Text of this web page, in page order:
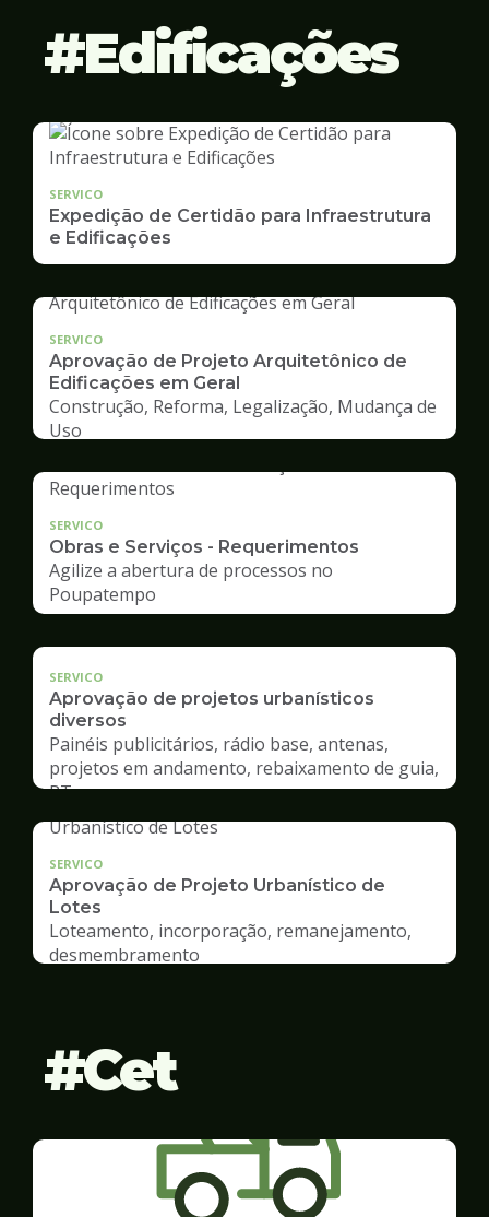
Edificações
SERVICO
Expedição de Certidão para Infraestrutura
e Edificações
SERVICO
Aprovação de Projeto Arquitetônico de
Edificações em Geral
Construção, Reforma, Legalização, Mudança de
Uso
SERVICO
Obras e Serviços - Requerimentos
Agilize a abertura de processos no
Poupatempo
SERVICO
Aprovação de projetos urbanísticos
diversos
Painéis publicitários, rádio base, antenas,
projetos em andamento, rebaixamento de guia,
RT
SERVICO
Aprovação de Projeto Urbanístico de
Lotes
Loteamento, incorporação, remanejamento,
desmembramento
Cet